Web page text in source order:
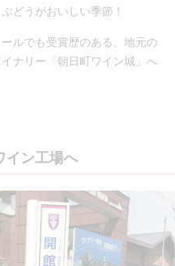
どうがおいしい季節！
ルでも受賞歴のある、地元の
ナリー「朝日町ワイン城」へ
イン工場へ